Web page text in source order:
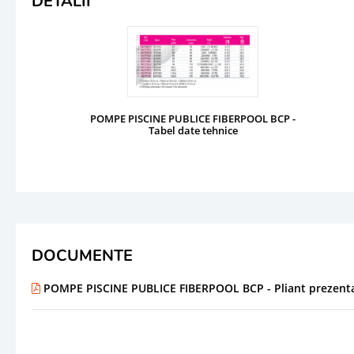
POMPE PISCINE PUBLICE FIBERPOOL BCP -
Tabel date tehnice
DOCUMENTE
POMPE PISCINE PUBLICE FIBERPOOL BCP - Pliant